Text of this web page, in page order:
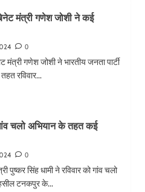
मंत्री गणेश जोशी ने कई
0
गणेश जोशी ने भारतीय जनता पार्टी
रविवार...
चलो अभियान के तहत कई
0
सिंह धामी ने रविवार को गांव चलो
टनकपुर के...